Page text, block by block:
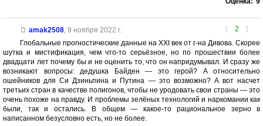
[ 2 ]
amak2508, 9 ноября 2022 г.
Глобальные прогностические данные на XXI век от г-на Дивова. Скорее
шутка и мистификация, чем что-то серьёзное, но по прошествии более
двадцати лет почему бы и не оценить то, что он напридумывал. И сразу же
возникают вопросы: дедушка Байден — это герой? А относительно
ошейников для Си Дзиньпина и Путина — это возможно? А вот насчет
третьих стран в качестве полигонов, чтобы не уродовать свои страны — это
очень похоже на правду. И проблемы зелёных технологий и наркомании как
были, так и остались. В общем — какое-то рациональное зерно в
написанном безусловно есть, но не более.